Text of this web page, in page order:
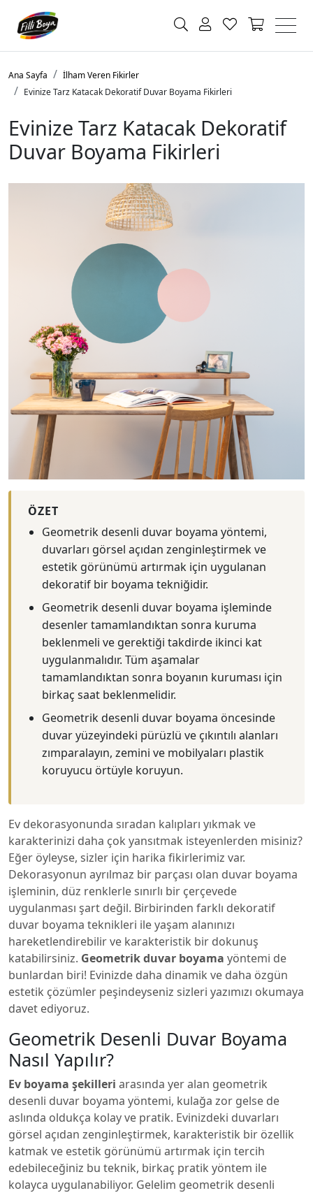
Ana Sayfa
İlham Veren Fikirler
Evinize Tarz Katacak Dekoratif Duvar Boyama Fikirleri
Evinize Tarz Katacak Dekoratif
Duvar Boyama Fikirleri
ÖZET
Geometrik desenli duvar boyama yöntemi,
duvarları görsel açıdan zenginleştirmek ve
estetik görünümü artırmak için uygulanan
dekoratif bir boyama tekniğidir.
Geometrik desenli duvar boyama işleminde
desenler tamamlandıktan sonra kuruma
beklenmeli ve gerektiği takdirde ikinci kat
uygulanmalıdır. Tüm aşamalar
tamamlandıktan sonra boyanın kuruması için
birkaç saat beklenmelidir.
Geometrik desenli duvar boyama öncesinde
duvar yüzeyindeki pürüzlü ve çıkıntılı alanları
zımparalayın, zemini ve mobilyaları plastik
koruyucu örtüyle koruyun.
Ev dekorasyonunda sıradan kalıpları yıkmak ve
karakterinizi daha çok yansıtmak isteyenlerden misiniz?
Eğer öyleyse, sizler için harika fikirlerimiz var.
Dekorasyonun ayrılmaz bir parçası olan duvar boyama
işleminin, düz renklerle sınırlı bir çerçevede
uygulanması şart değil. Birbirinden farklı dekoratif
duvar boyama teknikleri ile yaşam alanınızı
hareketlendirebilir ve karakteristik bir dokunuş
katabilirsiniz. Geometrik duvar boyama yöntemi de
bunlardan biri! Evinizde daha dinamik ve daha özgün
estetik çözümler peşindeyseniz sizleri yazımızı okumaya
davet ediyoruz.
Geometrik Desenli Duvar Boyama
Nasıl Yapılır?
Ev boyama şekilleri arasında yer alan geometrik
desenli duvar boyama yöntemi, kulağa zor gelse de
aslında oldukça kolay ve pratik. Evinizdeki duvarları
görsel açıdan zenginleştirmek, karakteristik bir özellik
katmak ve estetik görünümü artırmak için tercih
edebileceğiniz bu teknik, birkaç pratik yöntem ile
kolayca uygulanabiliyor. Gelelim geometrik desenli